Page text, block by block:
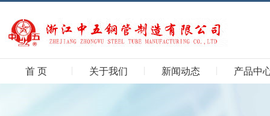
首 页 关于我们 新闻动态 产品中